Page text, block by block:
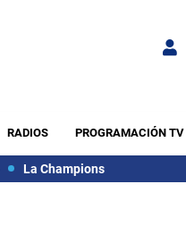
RADIOS PROGRAMACIÓN TV
La Champions